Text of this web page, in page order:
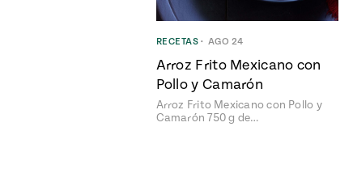
RECETAS • AGO 24
Arroz Frito Mexicano con
Pollo y Camarón
Arroz Frito Mexicano con Pollo y
Camarón 750 g de…